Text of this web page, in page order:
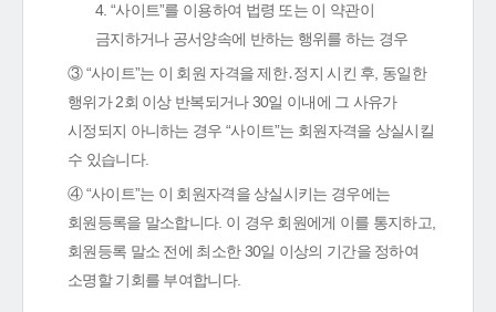
4. “사이트”를 이용하여 법령 또는 이 약관이
금지하거나 공서양속에 반하는 행위를 하는 경우
③ “사이트”는 이 회원 자격을 제한․정지 시킨 후, 동일한
행위가 2회 이상 반복되거나 30일 이내에 그 사유가
시정되지 아니하는 경우 “사이트”는 회원자격을 상실시킬
수 있습니다.
④ “사이트”는 이 회원자격을 상실시키는 경우에는
회원등록을 말소합니다. 이 경우 회원에게 이를 통지하고,
회원등록 말소 전에 최소한 30일 이상의 기간을 정하여
소명할 기회를 부여합니다.